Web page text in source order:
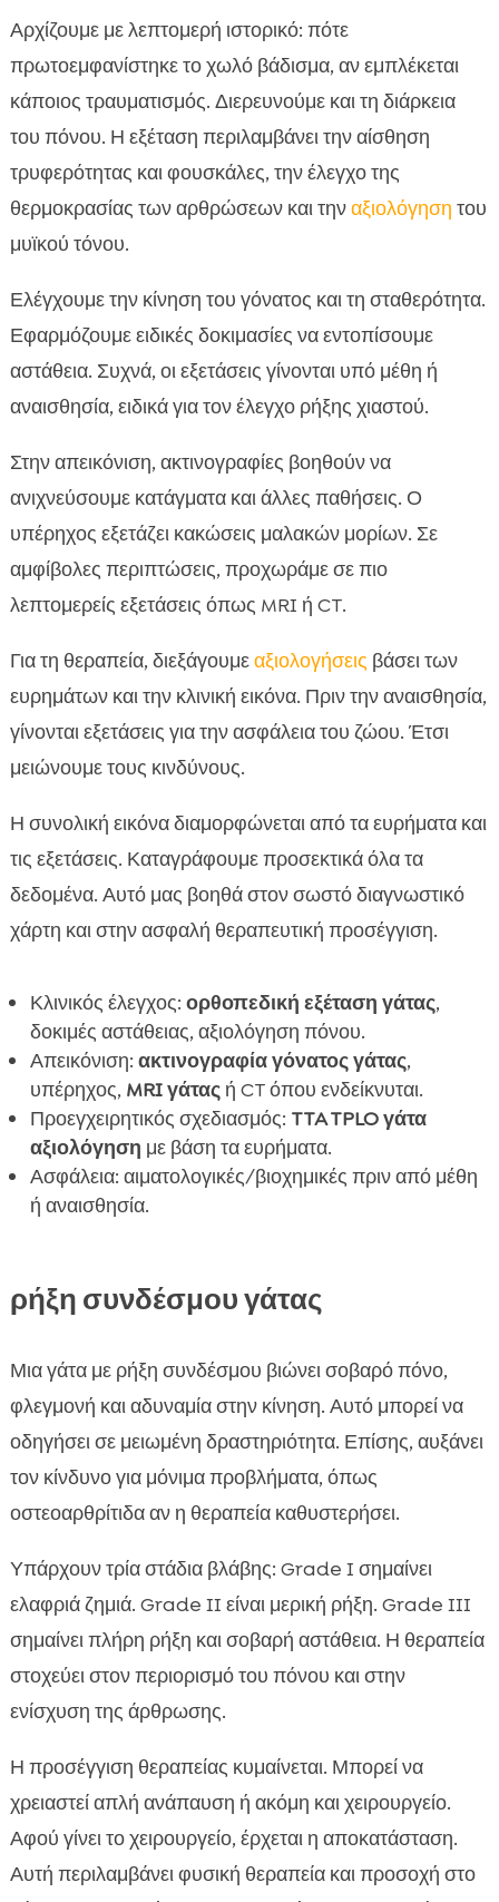
Αρχίζουμε με λεπτομερή ιστορικό: πότε
πρωτοεμφανίστηκε το χωλό βάδισμα, αν εμπλέκεται
κάποιος τραυματισμός. Διερευνούμε και τη διάρκεια
του πόνου. Η εξέταση περιλαμβάνει την αίσθηση
τρυφερότητας και φουσκάλες, την έλεγχο της
θερμοκρασίας των αρθρώσεων και τηναξιολόγηση του
μυϊκού τόνου.
Ελέγχουμε την κίνηση του γόνατος και τη σταθερότητα.
Εφαρμόζουμε ειδικές δοκιμασίες να εντοπίσουμε
αστάθεια. Συχνά, οι εξετάσεις γίνονται υπό μέθη ή
αναισθησία, ειδικά για τον έλεγχο ρήξης χιαστού.
Στην απεικόνιση, ακτινογραφίες βοηθούν να
ανιχνεύσουμε κατάγματα και άλλες παθήσεις. Ο
υπέρηχος εξετάζει κακώσεις μαλακών μορίων. Σε
αμφίβολες περιπτώσεις, προχωράμε σε πιο
λεπτομερείς εξετάσεις όπως MRI ή CT.
Για τη θεραπεία, διεξάγουμεαξιολογήσεις βάσει των
ευρημάτων και την κλινική εικόνα. Πριν την αναισθησία,
γίνονται εξετάσεις για την ασφάλεια του ζώου. Έτσι
μειώνουμε τους κινδύνους.
Η συνολική εικόνα διαμορφώνεται από τα ευρήματα και
τις εξετάσεις. Καταγράφουμε προσεκτικά όλα τα
δεδομένα. Αυτό μας βοηθά στον σωστό διαγνωστικό
χάρτη και στην ασφαλή θεραπευτική προσέγγιση.
Κλινικός έλεγχος: ορθοπεδική εξέταση γάτας,
δοκιμές αστάθειας, αξιολόγηση πόνου.
Απεικόνιση: ακτινογραφία γόνατος γάτας,
υπέρηχος, MRI γάταςή CT όπου ενδείκνυται.
Προεγχειρητικός σχεδιασμός: TTA TPLO γάτα
αξιολόγηση με βάση τα ευρήματα.
Ασφάλεια: αιματολογικές/βιοχημικές πριν από μέθη
ή αναισθησία.
ρήξη συνδέσμου γάτας
Μια γάτα με ρήξη συνδέσμου βιώνει σοβαρό πόνο,
φλεγμονή και αδυναμία στην κίνηση. Αυτό μπορεί να
οδηγήσει σε μειωμένη δραστηριότητα. Επίσης, αυξάνει
τον κίνδυνο για μόνιμα προβλήματα, όπως
οστεοαρθρίτιδα αν η θεραπεία καθυστερήσει.
Υπάρχουν τρία στάδια βλάβης: Grade I σημαίνει
ελαφριά ζημιά. Grade II είναι μερική ρήξη. Grade III
σημαίνει πλήρη ρήξη και σοβαρή αστάθεια. Η θεραπεία
στοχεύει στον περιορισμό του πόνου και στην
ενίσχυση της άρθρωσης.
Η προσέγγιση θεραπείας κυμαίνεται. Μπορεί να
χρειαστεί απλή ανάπαυση ή ακόμη και χειρουργείο.
Αφού γίνει το χειρουργείο, έρχεται η αποκατάσταση.
Αυτή περιλαμβάνει φυσική θεραπεία και προσοχή στο